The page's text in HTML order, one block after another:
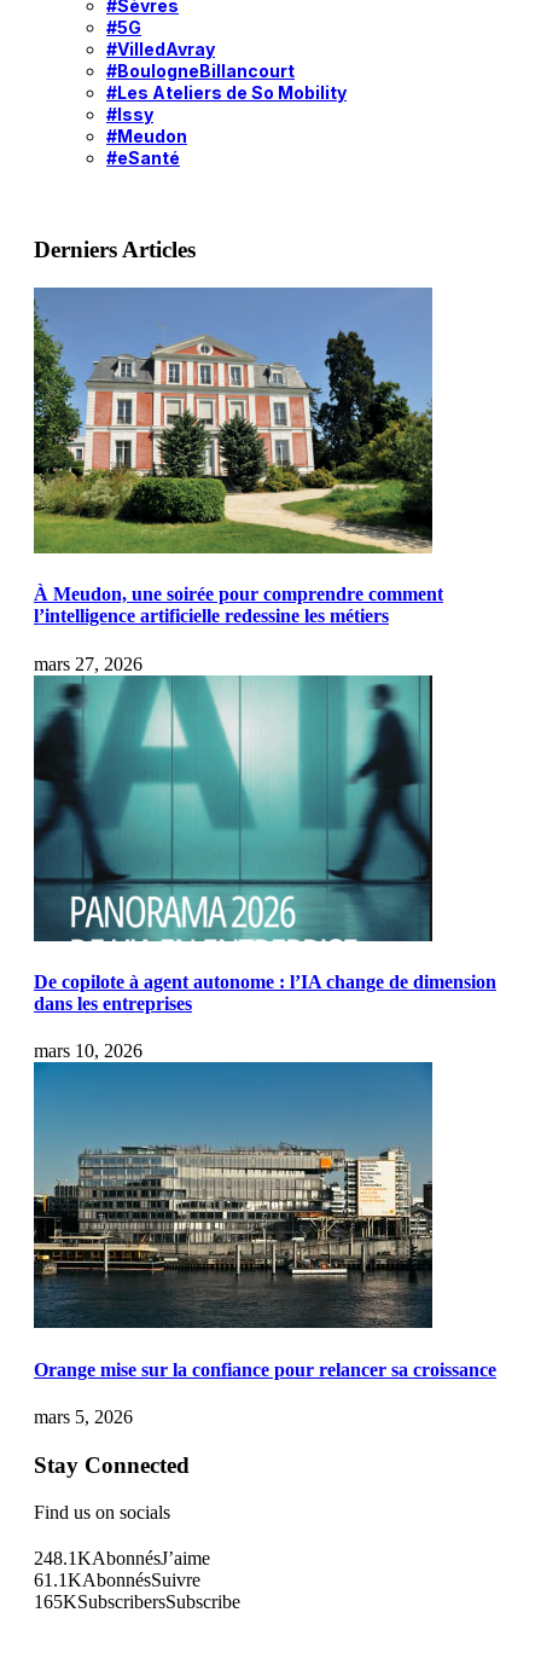
#Sèvres
#5G
#VilledAvray
#BoulogneBillancourt
#Les Ateliers de So Mobility
#Issy
#Meudon
#eSanté
Derniers Articles
À Meudon, une soirée pour comprendre comment
l’intelligence artificielle redessine les métiers
mars 27, 2026
De copilote à agent autonome : l’IA change de dimension
dans les entreprises
mars 10, 2026
Orange mise sur la confiance pour relancer sa croissance
mars 5, 2026
Stay Connected
Find us on socials
248.1KAbonnésJ’aime
61.1KAbonnésSuivre
165KSubscribersSubscribe